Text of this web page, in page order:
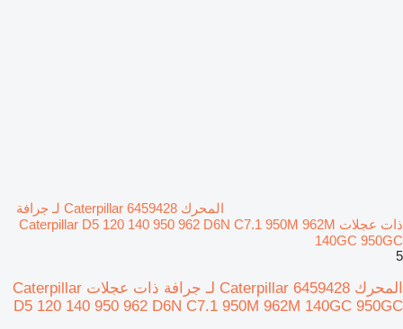
المحرك Caterpillar 6459428 لـ جرافة
ذات عجلات Caterpillar D5 120 140 950 962 D6N C7.1 950M 962M
140GC 950GC
5
المحرك Caterpillar 6459428 لـ جرافة ذات عجلات Caterpillar
D5 120 140 950 962 D6N C7.1 950M 962M 140GC 950GC